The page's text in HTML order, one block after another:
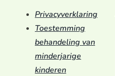
Privacyverklaring
Toestemming
behandeling van
minderjarige
kinderen